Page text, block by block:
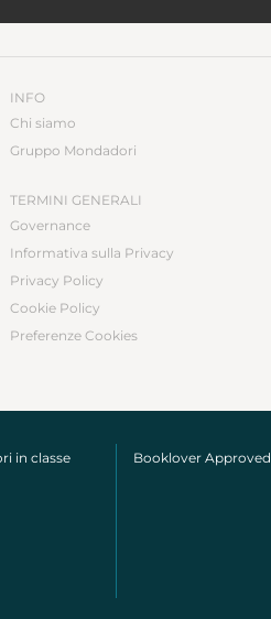
INFO
Chi siamo
Gruppo Mondadori
TERMINI GENERALI
Governance
Informativa sulla Privacy
Privacy Policy
Cookie Policy
Preferenze Cookies
in classe Booklover Approved